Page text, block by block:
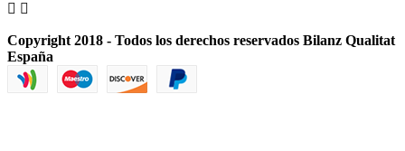
 
Copyright 2018 - Todos los derechos reservados Bilanz Qualitat
España